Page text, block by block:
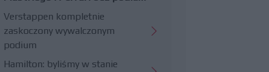
Verstappen kompletnie
zaskoczony wywalczonym
podium
Hamilton: byliśmy w stanie